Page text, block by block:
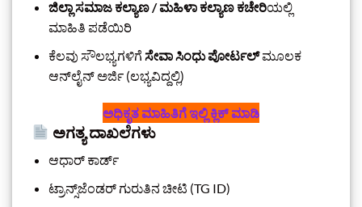
ಜಿಲ್ಲಾ ಸಮಾಜ ಕಲ್ಯಾಣ / ಮಹಿಳಾ ಕಲ್ಯಾಣ ಕಚೇರಿಯಲ್ಲಿ
ಮಾಹಿತಿ ಪಡೆಯಿರಿ
ಕೆಲವು ಸೌಲಭ್ಯಗಳಿಗೆ ಸೇವಾ ಸಿಂಧು ಪೋರ್ಟಲ್ಮೂಲಕ
ಆನ್‌ಲೈನ್ ಅರ್ಜಿ (ಲಭ್ಯವಿದ್ದಲ್ಲಿ)
ಅಧಿಕೃತ ಮಾಹಿತಿಗೆ ಇಲ್ಲಿ ಕ್ಲಿಕ್‌ ಮಾಡಿ
ಅಗತ್ಯ ದಾಖಲೆಗಳು
ಆಧಾರ್ ಕಾರ್ಡ್
ಟ್ರಾನ್ಸ್‌ಜೆಂಡರ್ ಗುರುತಿನ ಚೀಟಿ (TG ID)